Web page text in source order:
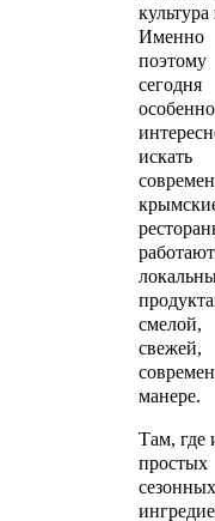
Именно
поэтому
сегодня
особенно
искать
смелой,
свежей,
манере.
Там, где
простых
сезонных